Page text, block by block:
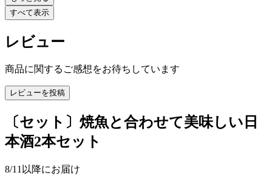
すべて表示
レビュー
商品に関するご感想をお待ちしています
レビューを投稿
〔セット〕焼魚と合わせて美味しい日
本酒2本セット
8/11以降にお届け